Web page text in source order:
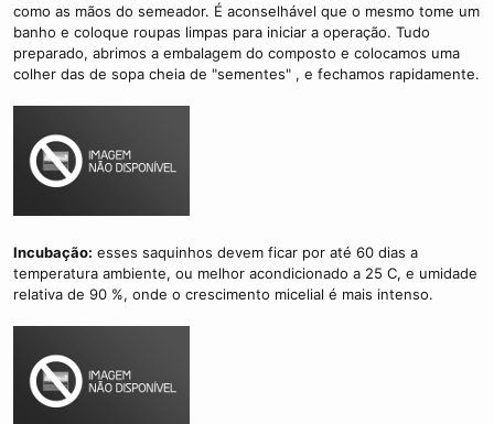
como as mãos do semeador. É aconselhável que o mesmo tome um
banho e coloque roupas limpas para iniciar a operação. Tudo
preparado, abrimos a embalagem do composto e colocamos uma
colher das de sopa cheia de "sementes" , e fechamos rapidamente.
Incubação: esses saquinhos devem ficar por até 60 dias a
temperatura ambiente, ou melhor acondicionado a 25 C, e umidade
relativa de 90 %, onde o crescimento micelial é mais intenso.